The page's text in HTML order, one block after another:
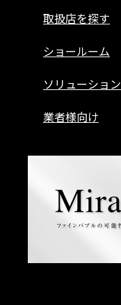
取扱店を探す
ショールーム
ソリューション
業者様向け